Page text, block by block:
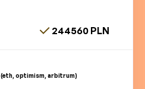
244560 PLN
(eth, optimism, arbitrum)